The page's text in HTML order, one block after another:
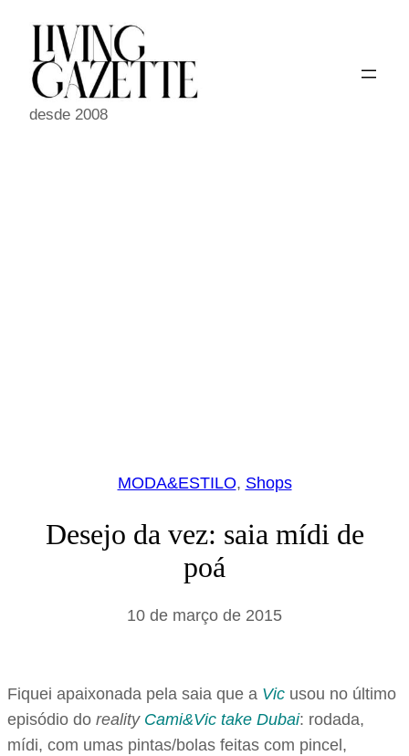
conteúdo
desde 2008
MODA&ESTILO, Shops
Desejo da vez: saia mídi de
poá
10 de março de 2015
Fiquei apaixonada pela saia que a Vic usou no último
episódio do reality Cami&Vic take Dubai: rodada,
mídi, com umas pintas/bolas feitas com pincel,